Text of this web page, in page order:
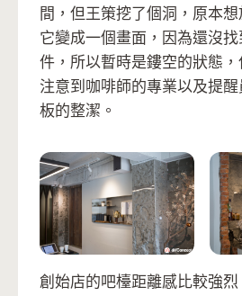
間，但王策挖了個洞，原本
它變成一個畫面，因為還沒
件，所以暫時是鏤空的狀態
注意到咖啡師的專業以及提
板的整潔。
創始店的吧檯距離感比較強